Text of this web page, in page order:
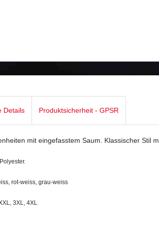
Details Produktsicherheit - GPSR
mit eingefasstem Saum. Klassischer Stil
rot-weiss, grau-weiss
3XL, 4XL